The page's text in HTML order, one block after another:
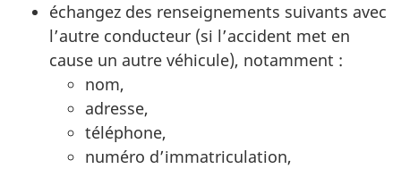
échangez des renseignements suivants avec
l’autre conducteur (si l’accident met en
cause un autre véhicule), notamment :
nom,
adresse,
téléphone,
numéro d’immatriculation,